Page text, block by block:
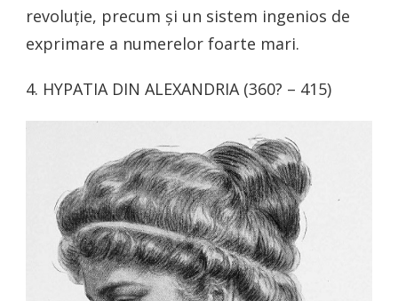
revoluție, precum și un sistem ingenios de
exprimare a numerelor foarte mari.
4. HYPATIA DIN ALEXANDRIA (360? – 415)